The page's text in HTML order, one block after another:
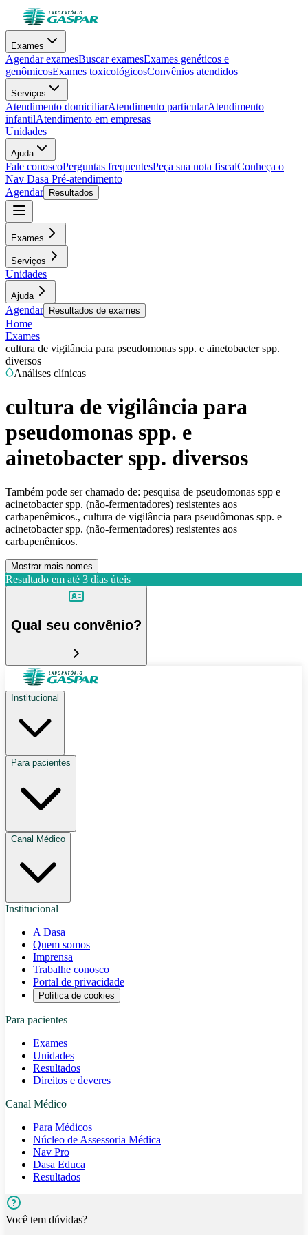
Exames
Agendar examesBuscar examesExames genéticos e
genômicosExames toxicológicosConvênios atendidos
Serviços
Atendimento domiciliarAtendimento particularAtendimento
infantilAtendimento em empresas
Unidades
Ajuda
Fale conoscoPerguntas frequentesPeça sua nota fiscalConheça o
Nav Dasa Pré-atendimento
Agendar
Resultados
Exames
Serviços
Unidades
Ajuda
Agendar Resultados de exames
Home
Exames
cultura de vigilância para pseudomonas spp. e ainetobacter spp.
diversos
Análises clínicas
cultura de vigilância para
pseudomonas spp. e
ainetobacter spp. diversos
Também pode ser chamado de: pesquisa de pseudomonas spp e
acinetobacter spp. (não-fermentadores) resistentes aos
carbapenêmicos., cultura de vigilância para pseudômonas spp. e
acinetobacter spp. (não-fermentadores) resistentes aos
carbapenêmicos.
Mostrar mais nomes
Resultado em até 3 dias úteis
Qual seu convênio?
Institucional
Para pacientes
Canal Médico
Institucional
A Dasa
Quem somos
Imprensa
Trabalhe conosco
Portal de privacidade
Política de cookies
Para pacientes
Exames
Unidades
Resultados
Direitos e deveres
Canal Médico
Para Médicos
Núcleo de Assessoria Médica
Nav Pro
Dasa Educa
Resultados
Você tem dúvidas?